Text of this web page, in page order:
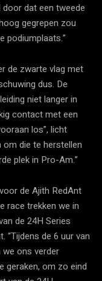
door dat een tweede
gegrepen zou
podiumplaats.”
de zwarte vlag met
dus. De
niet langer in
contact met een
los”, licht
om die te herstellen
plek in Pro-Am.”
de Ajith RedAnt
race trekken we in
de 24H Series
“Tijdens de 6 uur van
we ons verder
geraken, om zo eind